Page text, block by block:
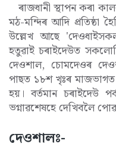
ৰাজধানী স্থাপন কৰা
মঠ-মন্দিৰ আদি প্ৰতিষ্ঠা
উল্লেখ আছে
হতুৱাই চৰাইদেউত
দেওশাল, চোমদেওৰ
পাছত ১৮শ খৃঃৰ
হয়। বৰ্তমান চৰাইদেউ
ভগ্নাৱশেষহে দেখিবলৈ
দেওশালঃ-